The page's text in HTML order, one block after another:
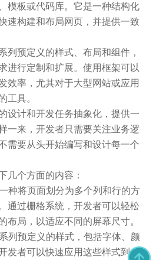
模板或代码库。它是一种结构化
速构建和布局网页，并提供一致
列预定义的样式、布局和组件，
进行定制和扩展。使用框架可以
效率，尤其对于大型网站或应用
工具。
设计和开发任务抽象化，提供一
一来，开发者只需要关注业务逻
需要从头开始编写和设计每一个
几个方面的内容：
种将页面划分为多个列和行的方
通过栅格系统，开发者可以轻松
布局，以适应不同的屏幕尺寸。
列预定义的样式，包括字体、颜
发者可以快速应用这些样式到自